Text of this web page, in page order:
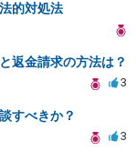
的対処法
返金請求の方法は？
3
すべきか？
3